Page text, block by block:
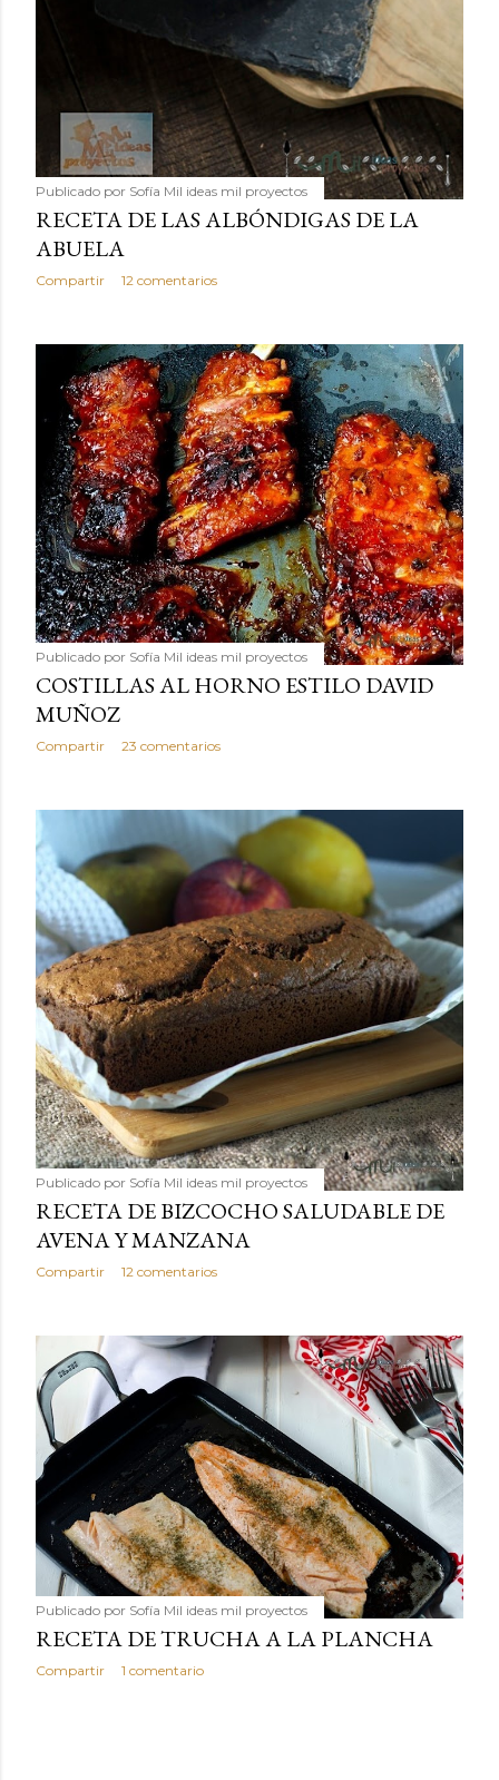
Publicado por Sofía Mil ideas mil proyectos
RECETA DE LAS ALBÓNDIGAS DE LA
ABUELA
Compartir 12 comentarios
Publicado por Sofía Mil ideas mil proyectos
COSTILLAS AL HORNO ESTILO DAVID
MUÑOZ
Compartir 23 comentarios
Publicado por Sofía Mil ideas mil proyectos
RECETA DE BIZCOCHO SALUDABLE DE
AVENA Y MANZANA
Compartir 12 comentarios
Publicado por Sofía Mil ideas mil proyectos
RECETA DE TRUCHA A LA PLANCHA
Compartir 1 comentario